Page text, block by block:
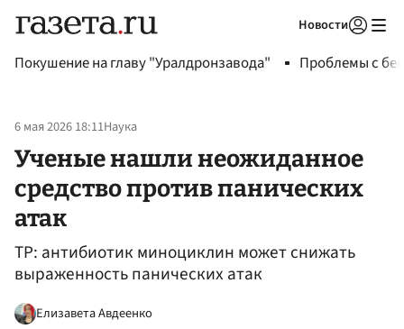
Новости
Покушение на главу "Уралдронзавода" Проблемы с
6 мая 2026 18:11Наука
Ученые нашли неожиданное
средство против панических
атак
TP: антибиотик миноциклин может снижать
выраженность панических атак
Елизавета Авдеенко